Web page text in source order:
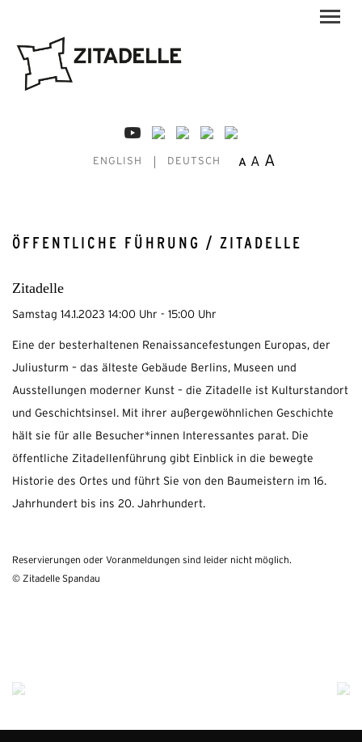
ENGLISH DEUTSCH A A A
ÖFFENTLICHE FÜHRUNG / ZITADELLE
Zitadelle
Samstag 14.1.2023 14:00 Uhr - 15:00 Uhr
Eine der besterhaltenen Renaissancefestungen Europas, der
Juliusturm – das älteste Gebäude Berlins, Museen und
Ausstellungen moderner Kunst – die Zitadelle ist Kulturstandort
und Geschichtsinsel. Mit ihrer außergewöhnlichen Geschichte
hält sie für alle Besucher*innen Interessantes parat. Die
öffentliche Zitadellenführung gibt Einblick in die bewegte
Historie des Ortes und führt Sie von den Baumeistern im 16.
Jahrhundert bis ins 20. Jahrhundert.
Reservierungen oder Voranmeldungen sind leider nicht möglich.
© Zitadelle Spandau